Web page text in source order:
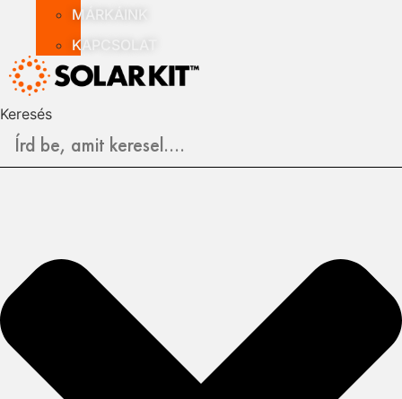
MÁRKÁINK
KAPCSOLAT
Keresés